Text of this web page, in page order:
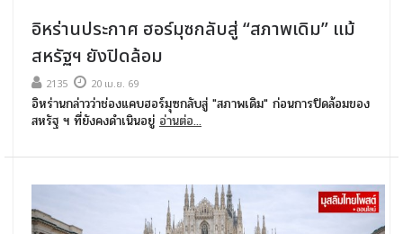
อิหร่านประกาศ ฮอร์มุซกลับสู่ “สภาพเดิม” แม้
สหรัฐฯ ยังปิดล้อม
2135 20 เม.ย. 69
อิหร่านกล่าวว่าช่องแคบฮอร์มุซกลับสู่ "สภาพเดิม" ก่อนการปิดล้อมของ
สหรัฐ ฯ ที่ยังคงดำเนินอยู่ อ่านต่อ...